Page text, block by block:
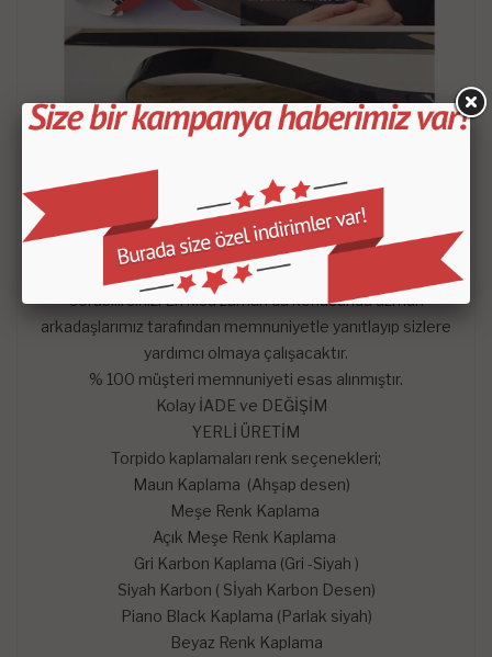
- Satın aldığınız setin içeriği KROKİDE belirtilen
parçalardan oluşmaktadır.
Mars Cockpit Design
garantisini taşımaktadır.
Hangi satış pazarında olursa olsun çekinmeden dilediğiniz
sorularını mağazaya soru sor kısmından sorularınızı
sorabilirsiniz. En kısa zaman da konusunda uzman
arkadaşlarımız tarafından memnuniyetle yanıtlayıp sizlere
yardımcı olmaya çalışacaktır.
% 100 müşteri memnuniyeti esas alınmıştır.
Kolay İADE ve DEĞİŞİM
YERLİ ÜRETİM
Torpido kaplamaları renk seçenekleri;
Maun Kaplama (Ahşap desen)
Meşe Renk Kaplama
Açık Meşe Renk Kaplama
Gri Karbon Kaplama (Gri -Siyah )
Siyah Karbon ( Sİyah Karbon Desen)
Piano Black Kaplama (Parlak siyah)
Beyaz Renk Kaplama